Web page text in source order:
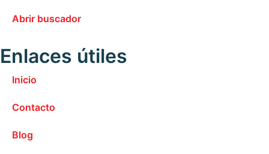
Abrir buscador
Enlaces útiles
Inicio
Contacto
Blog